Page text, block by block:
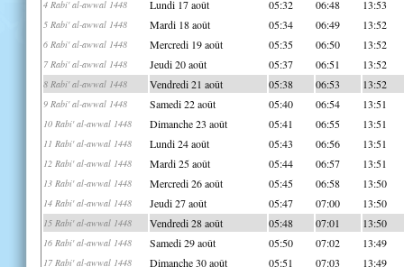
4 Rabi' al-awwal 1448 Lundi 17 août 05:32 06:48 13:53
5 Rabi' al-awwal 1448 Mardi 18 août 05:34 06:49 13:52
6 Rabi' al-awwal 1448 Mercredi 19 août 05:35 06:50 13:52
7 Rabi' al-awwal 1448 Jeudi 20 août 05:37 06:51 13:52
8 Rabi' al-awwal 1448 Vendredi 21 août 05:38 06:53 13:52
9 Rabi' al-awwal 1448 Samedi 22 août 05:40 06:54 13:51
10 Rabi' al-awwal 1448 Dimanche 23 août 05:41 06:55 13:51
11 Rabi' al-awwal 1448 Lundi 24 août 05:43 06:56 13:51
12 Rabi' al-awwal 1448 Mardi 25 août 05:44 06:57 13:51
13 Rabi' al-awwal 1448 Mercredi 26 août 05:45 06:58 13:50
14 Rabi' al-awwal 1448 Jeudi 27 août 05:47 07:00 13:50
15 Rabi' al-awwal 1448 Vendredi 28 août 05:48 07:01 13:50
16 Rabi' al-awwal 1448 Samedi 29 août 05:50 07:02 13:49
17 Rabi' al-awwal 1448 Dimanche 30 août 05:51 07:03 13:49